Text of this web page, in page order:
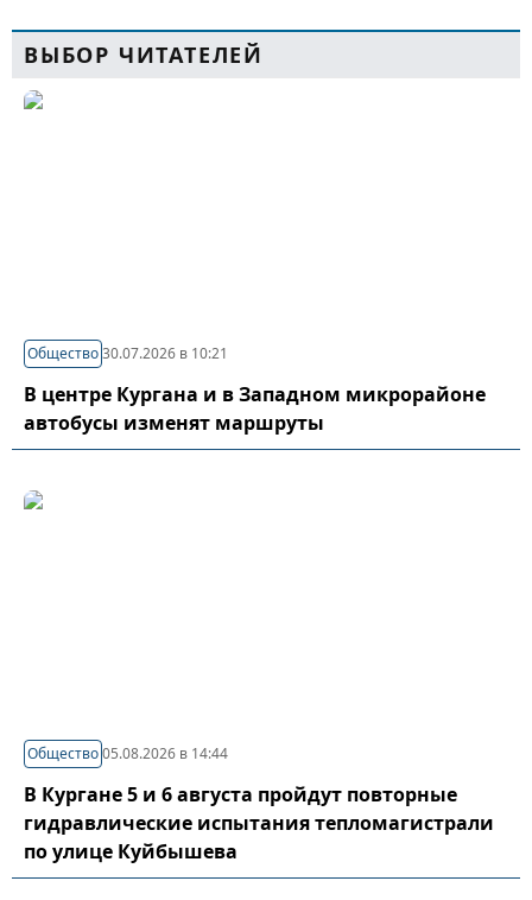
ВЫБОР ЧИТАТЕЛЕЙ
Общество30.07.2026 в 10:21
В центре Кургана и в Западном микрорайоне
автобусы изменят маршруты
Общество05.08.2026 в 14:44
В Кургане 5 и 6 августа пройдут повторные
гидравлические испытания тепломагистрали
по улице Куйбышева